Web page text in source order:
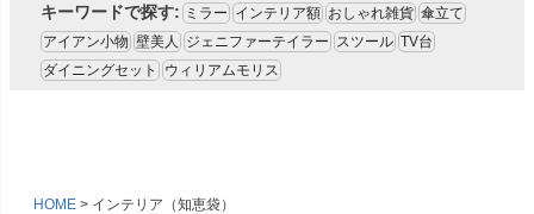
キーワードで探す: ミラー インテリア額 おしゃれ雑貨 傘立て
アイアン小物 壁美人 ジェニファーテイラー スツール TV台
ダイニングセット
ウィリアムモリス
HOME インテリア（知恵袋）